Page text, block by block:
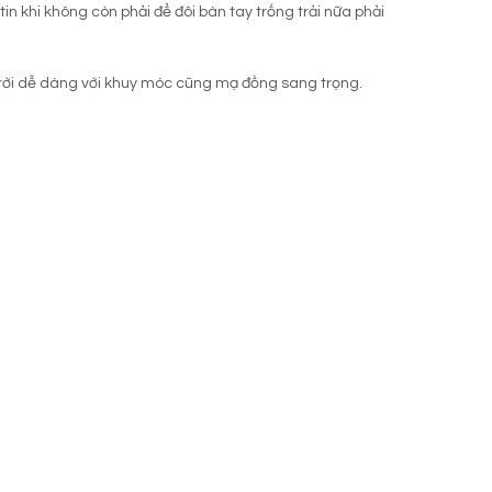
khi không còn phải để đôi bàn tay trống trải nữa phải
dễ dàng với khuy móc cũng mạ đồng sang trọng.